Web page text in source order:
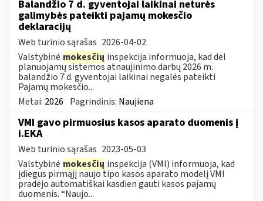
Balandžio 7 d. gyventojai laikinai neturės
galimybės pateikti pajamų mokesčio
deklaracijų
Web turinio sąrašas 2026-04-02
Valstybinė mokesčių inspekcija informuoja, kad dėl
planuojamų sistemos atnaujinimo darbų 2026 m.
balandžio 7 d. gyventojai laikinai negalės pateikti
Pajamų mokesčio...
Metai: 2026 Pagrindinis: Naujiena
VMI gavo pirmuosius kasos aparato duomenis į
i.EKA
Web turinio sąrašas 2023-05-03
Valstybinė mokesčių inspekcija (VMI) informuoja, kad
įdiegus pirmąjį naujo tipo kasos aparato modelį VMI
pradėjo automatiškai kasdien gauti kasos pajamų
duomenis. “Naujo...